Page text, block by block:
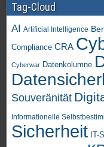
Tag-Cloud
AI Artificial Intelligence
Compliance CRA
Cyberwar Datenkolumne
Souveränität
Informationelle
Sicherheit IT-